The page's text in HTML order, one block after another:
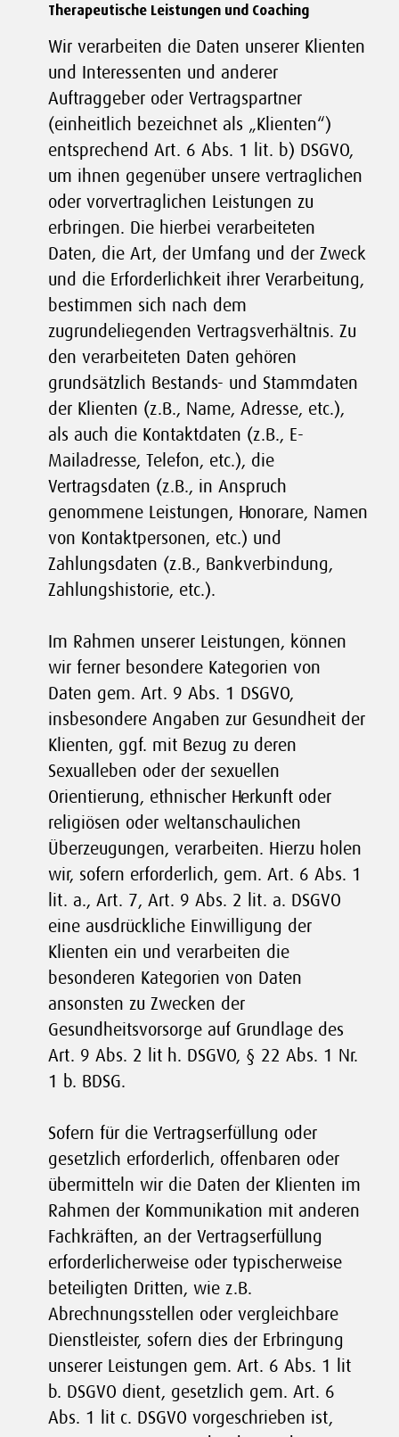
Therapeutische Leistungen und Coaching
Wir verarbeiten die Daten unserer Klienten
und Interessenten und anderer
Auftraggeber oder Vertragspartner
(einheitlich bezeichnet als „Klienten“)
entsprechend Art. 6 Abs. 1 lit. b) DSGVO,
um ihnen gegenüber unsere vertraglichen
oder vorvertraglichen Leistungen zu
erbringen. Die hierbei verarbeiteten
Daten, die Art, der Umfang und der Zweck
und die Erforderlichkeit ihrer Verarbeitung,
bestimmen sich nach dem
zugrundeliegenden Vertragsverhältnis. Zu
den verarbeiteten Daten gehören
grundsätzlich Bestands- und Stammdaten
der Klienten (z.B., Name, Adresse, etc.),
als auch die Kontaktdaten (z.B., E-
Mailadresse, Telefon, etc.), die
Vertragsdaten (z.B., in Anspruch
genommene Leistungen, Honorare, Namen
von Kontaktpersonen, etc.) und
Zahlungsdaten (z.B., Bankverbindung,
Zahlungshistorie, etc.).
Im Rahmen unserer Leistungen, können
wir ferner besondere Kategorien von
Daten gem. Art. 9 Abs. 1 DSGVO,
insbesondere Angaben zur Gesundheit der
Klienten, ggf. mit Bezug zu deren
Sexualleben oder der sexuellen
Orientierung, ethnischer Herkunft oder
religiösen oder weltanschaulichen
Überzeugungen, verarbeiten. Hierzu holen
wir, sofern erforderlich, gem. Art. 6 Abs. 1
lit. a., Art. 7, Art. 9 Abs. 2 lit. a. DSGVO
eine ausdrückliche Einwilligung der
Klienten ein und verarbeiten die
besonderen Kategorien von Daten
ansonsten zu Zwecken der
Gesundheitsvorsorge auf Grundlage des
Art. 9 Abs. 2 lit h. DSGVO, § 22 Abs. 1 Nr.
1 b. BDSG.
Sofern für die Vertragserfüllung oder
gesetzlich erforderlich, offenbaren oder
übermitteln wir die Daten der Klienten im
Rahmen der Kommunikation mit anderen
Fachkräften, an der Vertragserfüllung
erforderlicherweise oder typischerweise
beteiligten Dritten, wie z.B.
Abrechnungsstellen oder vergleichbare
Dienstleister, sofern dies der Erbringung
unserer Leistungen gem. Art. 6 Abs. 1 lit
b. DSGVO dient, gesetzlich gem. Art. 6
Abs. 1 lit c. DSGVO vorgeschrieben ist,